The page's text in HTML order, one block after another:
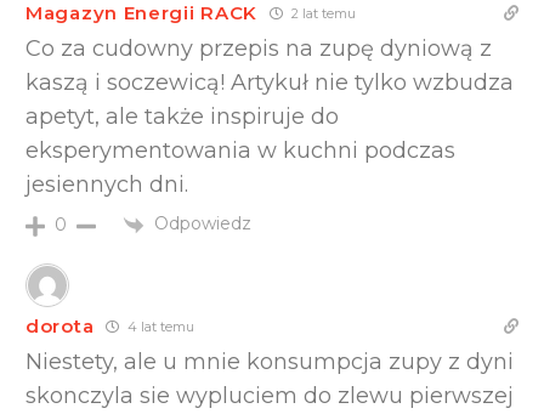
Magazyn Energii RACK 2 lat temu
Co za cudowny przepis na zupę dyniową z
kaszą i soczewicą! Artykuł nie tylko wzbudza
apetyt, ale także inspiruje do
eksperymentowania w kuchni podczas
jesiennych dni.
0 Odpowiedz
dorota 4 lat temu
Niestety, ale u mnie konsumpcja zupy z dyni
skonczyla sie wypluciem do zlewu pierwszej